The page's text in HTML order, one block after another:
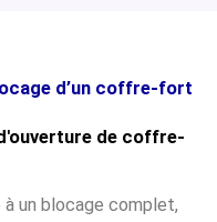
d’un coffre-fort
de coffre-
à un blocage complet,